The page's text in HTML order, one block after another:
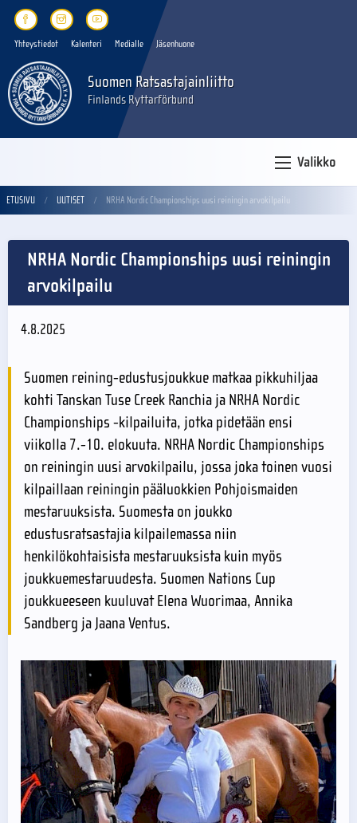
Yhteystiedot Kalenteri Medialle Jäsenhuone
Suomen Ratsastajainliitto
Finlands Ryttarförbund
Valikko
ETUSIVU UUTISET NRHA Nordic Championships uusi reiningin arvokilpailu
NRHA Nordic Championships uusi reiningin
arvokilpailu
4.8.2025
Suomen reining-edustusjoukkue matkaa pikkuhiljaa
kohti Tanskan Tuse Creek Ranchia ja NRHA Nordic
Championships -kilpailuita, jotka pidetään ensi
viikolla 7.-10. elokuuta. NRHA Nordic Championships
on reiningin uusi arvokilpailu, jossa joka toinen vuosi
kilpaillaan reiningin pääluokkien Pohjoismaiden
mestaruuksista. Suomesta on joukko
edustusratsastajia kilpailemassa niin
henkilökohtaisista mestaruuksista kuin myös
joukkuemestaruudesta. Suomen Nations Cup
joukkueeseen kuuluvat Elena Wuorimaa, Annika
Sandberg ja Jaana Ventus.